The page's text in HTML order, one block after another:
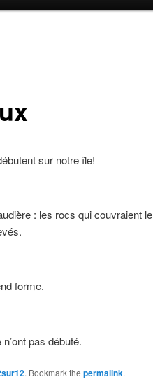
sur notre île!
: les rocs qui couvraient le
forme.
pas débuté.
. Bookmark the permalink.